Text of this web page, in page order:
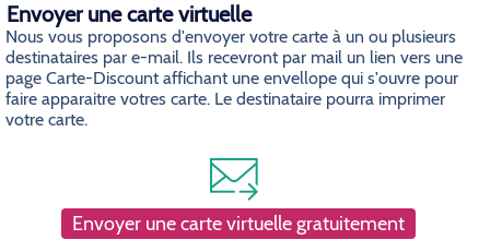
Envoyer une carte virtuelle
Nous vous proposons d'envoyer votre carte à un ou plusieurs
destinataires par e-mail. Ils recevront par mail un lien vers une
page Carte-Discount affichant une envellope qui s'ouvre pour
faire apparaitre votres carte. Le destinataire pourra imprimer
votre carte.
Envoyer une carte virtuelle gratuitement